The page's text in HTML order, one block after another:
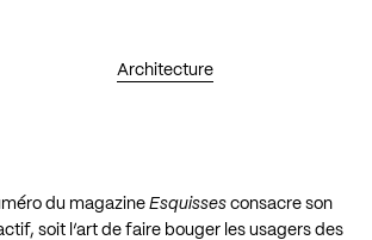
Architecture
du magazine Esquisses consacre son
soit l’art de faire bouger les usagers des